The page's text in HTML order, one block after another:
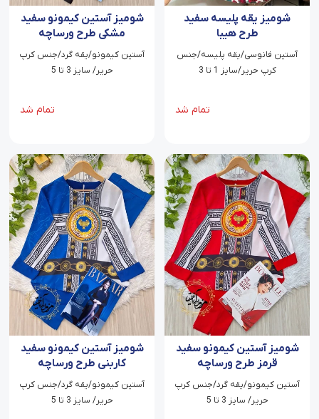
شومیز یقه پلیسه سفید
طرح هیبا
آستین فانوسی/یقه پلیسه/جنس
کرپ حریر/سایز 1 تا 3
تمام شد
شومیز آستین کیمونو سفید
مشکی طرح ورساچه
آستین کیمونو/یقه گرد/جنس کرپ
حریر/ سایز 3 تا 5
تمام شد
شومیز آستین کیمونو سفید
قرمز طرح ورساچه
آستین کیمونو/یقه گرد/جنس کرپ
حریر/ سایز 3 تا 5
شومیز آستین کیمونو سفید
کاربنی طرح ورساچه
آستین کیمونو/یقه گرد/جنس کرپ
حریر/ سایز 3 تا 5